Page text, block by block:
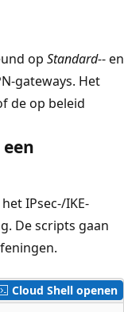
op Standard-- en
gateways. Het
de op beleid
IPsec-/IKE-
De scripts gaan
Cloud Shell openen